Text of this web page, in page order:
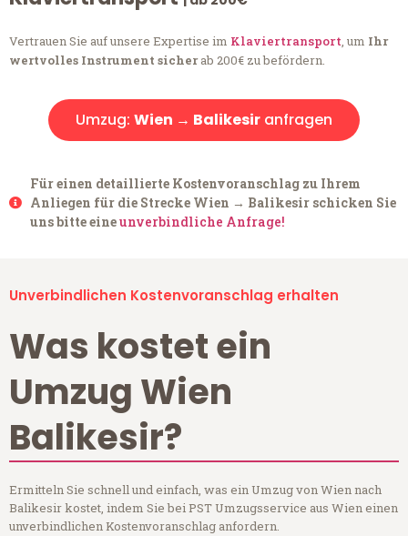
Vertrauen Sie auf unsere Expertise im Klaviertransport, um Ihr
wertvolles Instrument sicherab 200€ zu befördern.
Umzug: Wien → Balikesir anfragen
Für einen detaillierte Kostenvoranschlag zu Ihrem
Anliegen für die Strecke Wien → Balikesir schicken Sie
uns bitte eineunverbindliche Anfrage!
Unverbindlichen Kostenvoranschlag erhalten
Was kostet ein
Umzug Wien
Balikesir?
Ermitteln Sie schnell und einfach, was ein Umzug von Wien nach
Balikesir kostet, indem Sie bei PST Umzugsservice aus Wien einen
unverbindlichen Kostenvoranschlag anfordern.